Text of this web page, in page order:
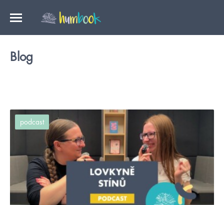
Blog
podcast